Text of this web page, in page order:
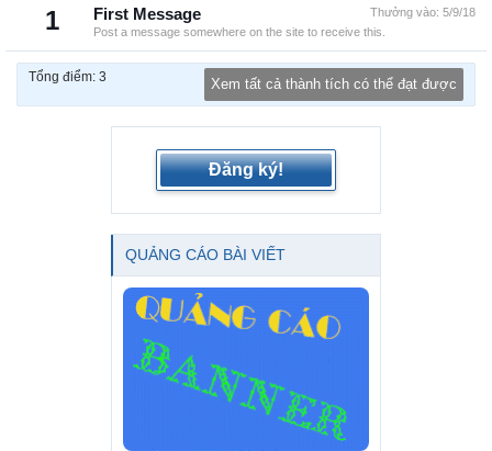
1 Thưởng vào: 5/9/18
First Message
Post a message somewhere on the site to receive this.
Tổng điểm: 3 Xem tất cả thành tích có thể đạt được
Đăng ký!
QUẢNG CÁO BÀI VIẾT